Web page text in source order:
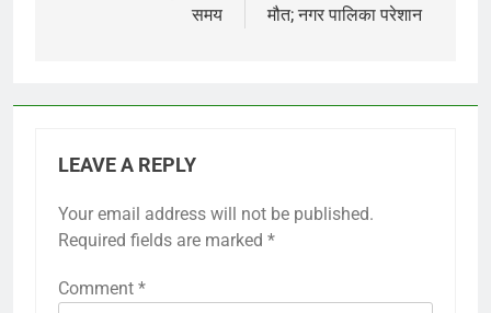
समय
मौत; नगर पालिका परेशान
LEAVE A REPLY
Your email address will not be published.
Required fields are marked *
Comment *